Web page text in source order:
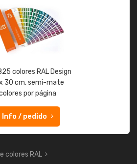
colores RAL Design
30 cm, semi-mate
por página
Info / pedido
colores RAL